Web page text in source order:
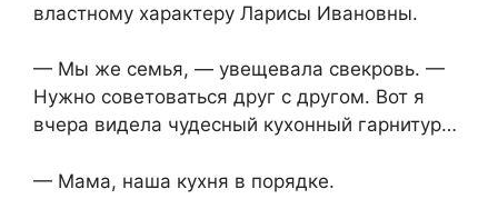
властному характеру Ларисы Ивановны.
— Мы же семья, — увещевала свекровь. —
Нужно советоваться друг с другом. Вот я
вчера видела чудесный кухонный гарнитур…
— Мама, наша кухня в порядке.